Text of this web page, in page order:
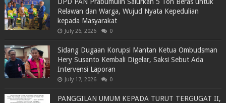
Relawan dan Warga, Wujud Nyata Kepedulian
kepada Masyarakat
July 26, 2026 0
Sidang Dugaan Korupsi Mantan Ketua Ombudsman
Hery Susanto Kembali Digelar, Saksi Sebut Ada
Intervensi Laporan
July 17, 2026 0
PANGGILAN UMUM KEPADA TURUT TERGUGAT II,